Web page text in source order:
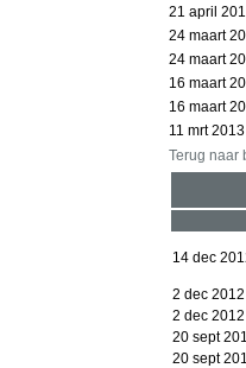
21 april
24 maart
24 maart
16 maart
16 maart
11 mrt 2013
Terug naar
14 dec
2 dec 2012
2 dec 2012
20 sept
20 sept